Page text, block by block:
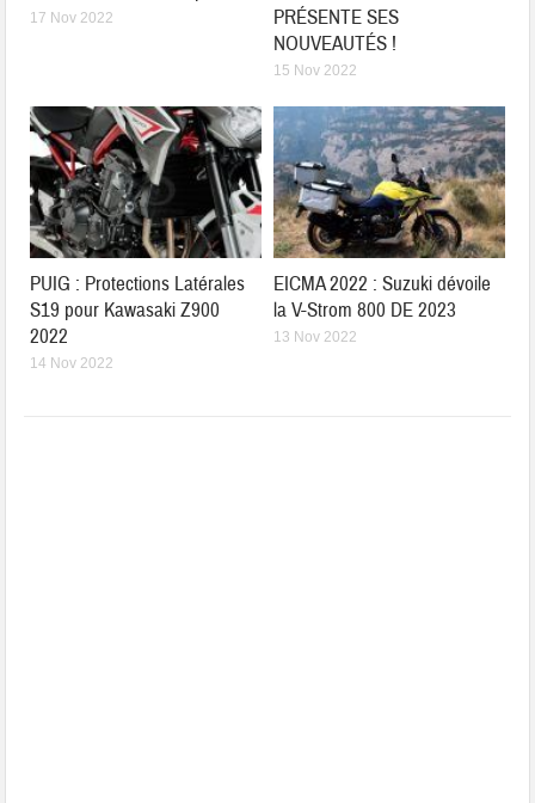
17 Nov 2022
PRÉSENTE SES
NOUVEAUTÉS !
15 Nov 2022
PUIG : Protections Latérales
S19 pour Kawasaki Z900
2022
14 Nov 2022
EICMA 2022 : Suzuki dévoile
la V-Strom 800 DE 2023
13 Nov 2022